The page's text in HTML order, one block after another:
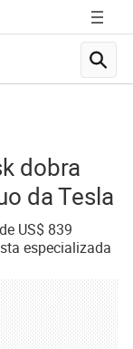
dobra
da Tesla
US$ 839
especializada